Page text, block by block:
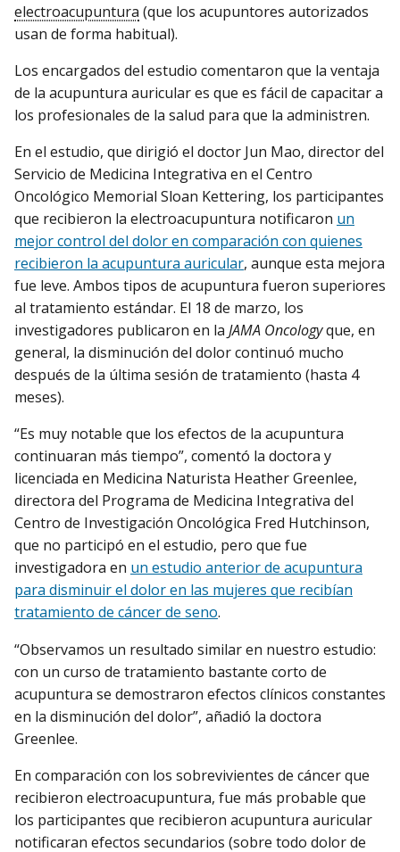
electroacupuntura (que los acupuntores autorizados
usan de forma habitual).
Los encargados del estudio comentaron que la ventaja
de la acupuntura auricular es que es fácil de capacitar a
los profesionales de la salud para que la administren.
En el estudio, que dirigió el doctor Jun Mao, director del
Servicio de Medicina Integrativa en el Centro
Oncológico Memorial Sloan Kettering, los participantes
que recibieron la electroacupuntura notificaron un
mejor control del dolor en comparación con quienes
recibieron la acupuntura auricular, aunque esta mejora
fue leve. Ambos tipos de acupuntura fueron superiores
al tratamiento estándar. El 18 de marzo, los
investigadores publicaron en la JAMA Oncologyque, en
general, la disminución del dolor continuó mucho
después de la última sesión de tratamiento (hasta 4
meses).
“Es muy notable que los efectos de la acupuntura
continuaran más tiempo”, comentó la doctora y
licenciada en Medicina Naturista Heather Greenlee,
directora del Programa de Medicina Integrativa del
Centro de Investigación Oncológica Fred Hutchinson,
que no participó en el estudio, pero que fue
investigadora en un estudio anterior de acupuntura
para disminuir el dolor en las mujeres que recibían
tratamiento de cáncer de seno.
“Observamos un resultado similar en nuestro estudio:
con un curso de tratamiento bastante corto de
acupuntura se demostraron efectos clínicos constantes
en la disminución del dolor”, añadió la doctora
Greenlee.
En comparación con los sobrevivientes de cáncer que
recibieron electroacupuntura, fue más probable que
los participantes que recibieron acupuntura auricular
notificaran efectos secundarios (sobre todo dolor de